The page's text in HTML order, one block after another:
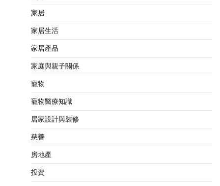
家居
家居生活
家居產品
家庭與親子關係
寵物
寵物醫療知識
居家設計與裝修
慈善
房地產
投資